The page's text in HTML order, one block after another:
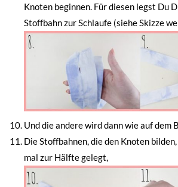
Knoten beginnen. Für diesen legst Du
Stoffbahn zur Schlaufe (siehe Skizze
Und die andere wird dann wie auf dem
Die Stoffbahnen, die den Knoten
mal zur Hälfte gelegt,